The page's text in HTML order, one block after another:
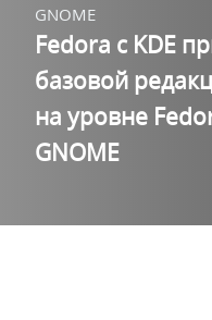
GNOME
Fedora c KDE
базовой
на уровне
GNOME